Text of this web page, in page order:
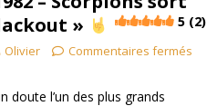
»
5 (2)
Olivier Commentaires fermés
doute l’un des plus grands